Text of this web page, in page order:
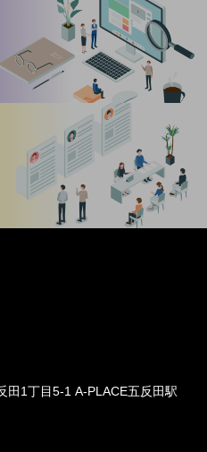
」を紹介
田1丁目5-1 A-PLACE五反田駅